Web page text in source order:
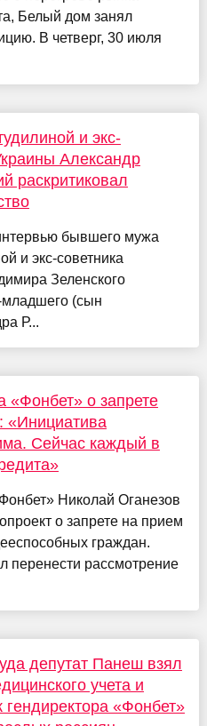
Белый дом занял
В четверг, 30 июля
и экс-
Александр
раскритиковал
бывшего мужа
и экс-советника
Зеленского
младшего (сын
Р...
«Фонбет» о запрете
«Инициатива
Сейчас каждый в
Николай Оганезов
о запрете на прием
граждан.
рассмотрение
депутат Панеш взял
учета и
гендиректора «Фонбет»